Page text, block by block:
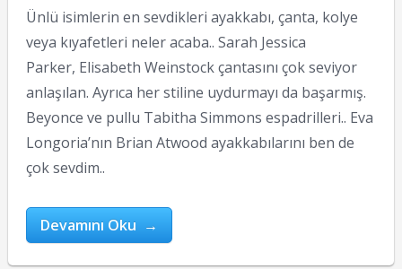
Ünlü isimlerin en sevdikleri ayakkabı, çanta, kolye
veya kıyafetleri neler acaba.. Sarah Jessica
Parker, Elisabeth Weinstock çantasını çok seviyor
anlaşılan. Ayrıca her stiline uydurmayı da başarmış.
Beyonce ve pullu Tabitha Simmons espadrilleri.. Eva
Longoria’nın Brian Atwood ayakkabılarını ben de
çok sevdim..
Devamını Oku →